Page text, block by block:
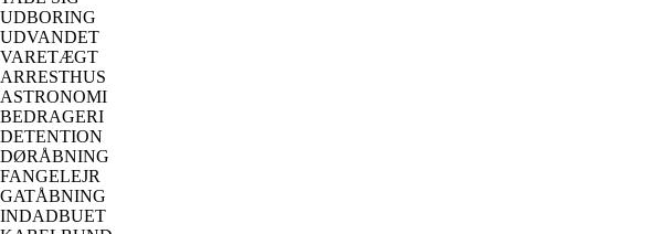
UDBORING
UDVANDET
VARETÆGT
ARRESTHUS
ASTRONOMI
BEDRAGERI
DETENTION
DØRÅBNING
FANGELEJR
GATÅBNING
INDADBUET